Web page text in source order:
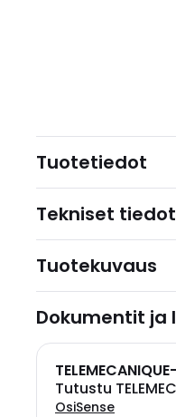
Tuotetiedot
Tekniset tiedot
Tuotekuvaus
Dokumentit ja
Tutustu
OsiSense